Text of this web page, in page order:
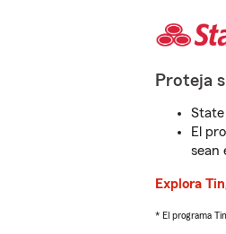
Proteja
El
sean
Explora
* El programa